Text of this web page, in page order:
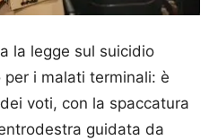
la legge sul suicidio
i malati terminali: è
voti, con la spaccatura
guidata da